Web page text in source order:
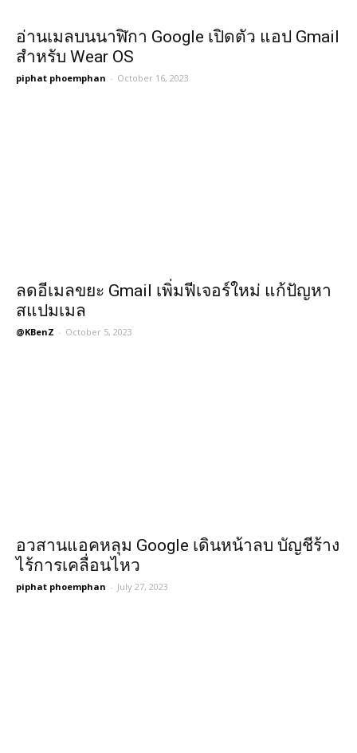
อ่านเมลบนนาฬิกา Google เปิดตัว แอป Gmail
สำหรับ Wear OS
piphat phoemphan - October 16, 2023
ลดอีเมลขยะ Gmail เพิ่มฟีเจอร์ใหม่ แก้ปัญหา
สแปมเมล
@KBenZ - October 5, 2023
อวสานแอคหลุม Google เดินหน้าลบ บัญชีร้าง
ไร้การเคลื่อนไหว
piphat phoemphan - July 27, 2023